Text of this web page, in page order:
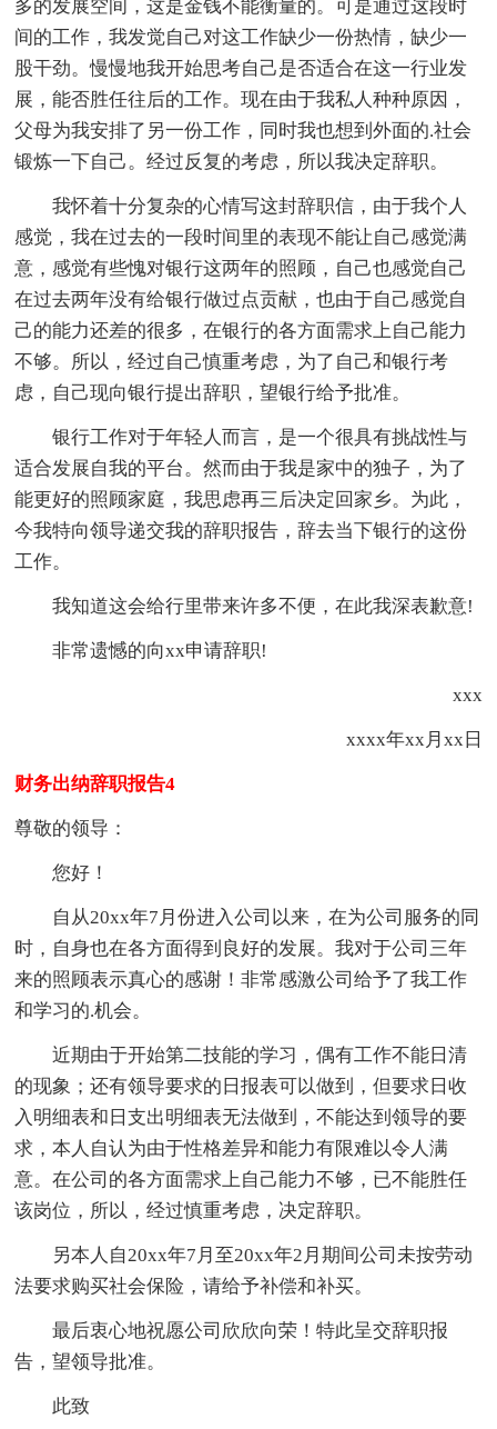
多的发展空间，这是金钱不能衡量的。可是通过这段时
间的工作，我发觉自己对这工作缺少一份热情，缺少一
股干劲。慢慢地我开始思考自己是否适合在这一行业发
展，能否胜任往后的工作。现在由于我私人种种原因，
父母为我安排了另一份工作，同时我也想到外面的.社会
锻炼一下自己。经过反复的考虑，所以我决定辞职。
我怀着十分复杂的心情写这封辞职信，由于我个人
感觉，我在过去的一段时间里的表现不能让自己感觉满
意，感觉有些愧对银行这两年的照顾，自己也感觉自己
在过去两年没有给银行做过点贡献，也由于自己感觉自
己的能力还差的很多，在银行的各方面需求上自己能力
不够。所以，经过自己慎重考虑，为了自己和银行考
虑，自己现向银行提出辞职，望银行给予批准。
银行工作对于年轻人而言，是一个很具有挑战性与
适合发展自我的平台。然而由于我是家中的独子，为了
能更好的照顾家庭，我思虑再三后决定回家乡。为此，
今我特向领导递交我的辞职报告，辞去当下银行的这份
工作。
我知道这会给行里带来许多不便，在此我深表歉意!
非常遗憾的向xx申请辞职!
xxx
xxxx年xx月xx日
财务出纳辞职报告4
尊敬的领导：
您好！
自从20xx年7月份进入公司以来，在为公司服务的同
时，自身也在各方面得到良好的发展。我对于公司三年
来的照顾表示真心的感谢！非常感激公司给予了我工作
和学习的.机会。
近期由于开始第二技能的学习，偶有工作不能日清
的现象；还有领导要求的日报表可以做到，但要求日收
入明细表和日支出明细表无法做到，不能达到领导的要
求，本人 自认为由于性格差异和能力有限难以令人满
意。在公司的各方面需求上自己能力不够，已不能胜任
该岗位，所以，经过慎重考虑，决定辞职。
另本人 自20xx年7月至20xx年2月期间公司未按劳动
法要求购买社会保险，请给予补偿和补买。
最后衷心地祝愿公司欣欣向荣！特此呈交辞职报
告，望领导批准。
此致